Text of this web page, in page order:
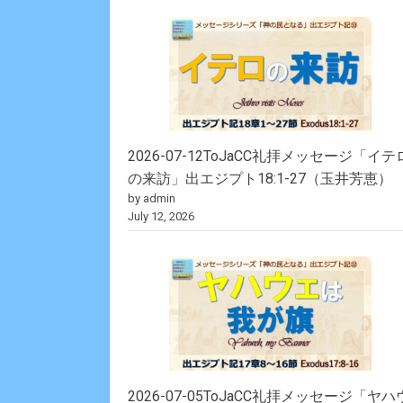
2026-07-12ToJaCC礼拝メッセージ「イテ
の来訪」出エジプト18:1-27（玉井芳恵）
by admin
July 12, 2026
2026-07-05ToJaCC礼拝メッセージ「ヤハ